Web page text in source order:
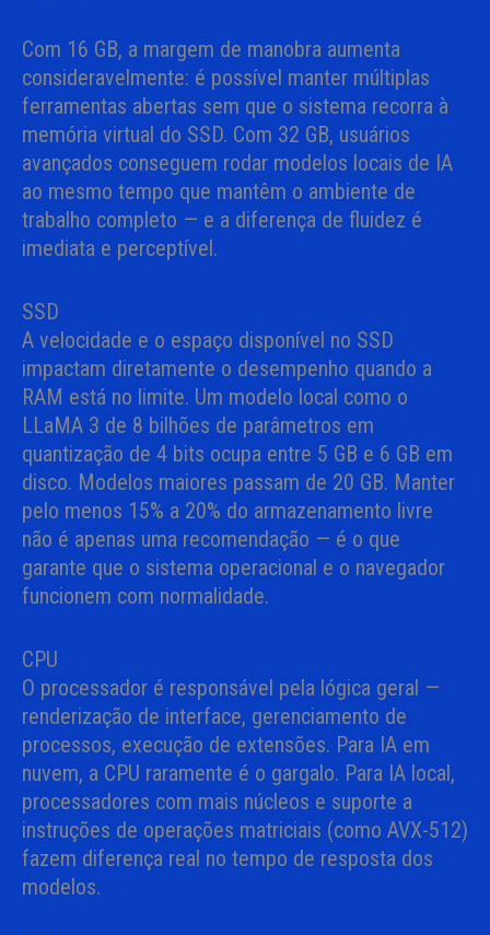
Com 16 GB, a margem de manobra aumenta
consideravelmente: é possível manter múltiplas
ferramentas abertas sem que o sistema recorra à
memória virtual do SSD. Com 32 GB, usuários
avançados conseguem rodar modelos locais de IA
ao mesmo tempo que mantêm o ambiente de
trabalho completo — e a diferença de fluidez é
imediata e perceptível.
SSD
A velocidade e o espaço disponível no SSD
impactam diretamente o desempenho quando a
RAM está no limite. Um modelo local como o
LLaMA 3 de 8 bilhões de parâmetros em
quantização de 4 bits ocupa entre 5 GB e 6 GB em
disco. Modelos maiores passam de 20 GB. Manter
pelo menos 15% a 20% do armazenamento livre
não é apenas uma recomendação — é o que
garante que o sistema operacional e o navegador
funcionem com normalidade.
CPU
O processador é responsável pela lógica geral —
renderização de interface, gerenciamento de
processos, execução de extensões. Para IA em
nuvem, a CPU raramente é o gargalo. Para IA local,
processadores com mais núcleos e suporte a
instruções de operações matriciais (como AVX-512)
fazem diferença real no tempo de resposta dos
modelos.